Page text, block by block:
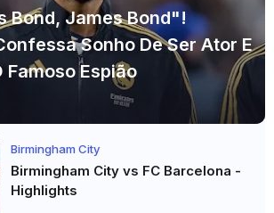
Bond, James Bond"!
Sonho De Ser Ator E
Espião
Birmingham City
Birmingham City vs FC Barcelona -
Highlights